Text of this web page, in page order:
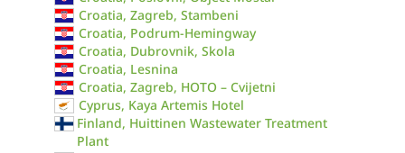
Croatia, Zagreb, Stambeni
Croatia, Podrum-Hemingway
Croatia, Dubrovnik, Skola
Croatia, Lesnina
Croatia, Zagreb, HOTO – Cvijetni
Cyprus, Kaya Artemis Hotel
Finland, Huittinen Wastewater Treatment
Plant